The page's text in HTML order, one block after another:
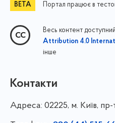
Портал працює в
Весь контент
Attribution 4.0
інше
Контакти
Адреса: 02225, м. Київ,